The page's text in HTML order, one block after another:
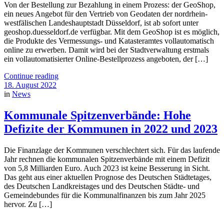
Von der Bestellung zur Bezahlung in einem Prozess: der GeoShop,
ein neues Angebot für den Vertrieb von Geodaten der nordrhein-
westfälischen Landeshauptstadt Düsseldorf, ist ab sofort unter
geoshop.duesseldorf.de verfügbar. Mit dem GeoShop ist es möglich,
die Produkte des Vermessungs- und Katasteramtes vollautomatisch
online zu erwerben. Damit wird bei der Stadtverwaltung erstmals
ein vollautomatisierter Online-Bestellprozess angeboten, der […]
Continue reading
18. August 2022
in News
Kommunale Spitzenverbände: Hohe
Defizite der Kommunen in 2022 und 2023
Die Finanzlage der Kommunen verschlechtert sich. Für das laufende
Jahr rechnen die kommunalen Spitzenverbände mit einem Defizit
von 5,8 Milliarden Euro. Auch 2023 ist keine Besserung in Sicht.
Das geht aus einer aktuellen Prognose des Deutschen Städtetages,
des Deutschen Landkreistages und des Deutschen Städte- und
Gemeindebundes für die Kommunalfinanzen bis zum Jahr 2025
hervor. Zu […]